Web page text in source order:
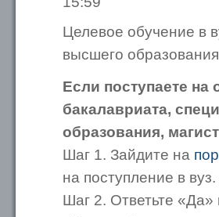
Целевое обучение в
высшего
Если поступаете
бакалавриата,
образования,
Шаг 1. Зайдите на
на поступление в вуз.
Шаг 2. Ответьте